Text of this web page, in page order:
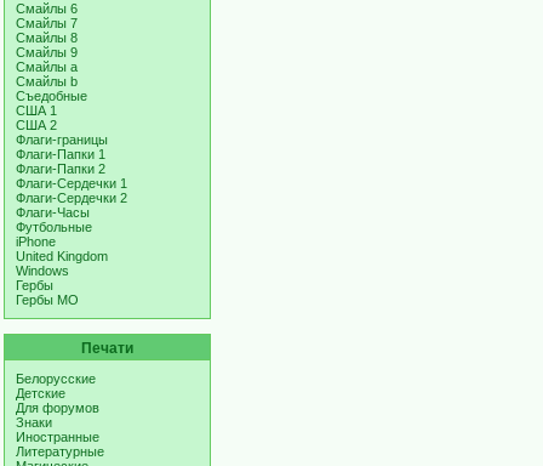
Смайлы 6
Смайлы 7
Смайлы 8
Смайлы 9
Смайлы a
Смайлы b
Съедобные
США 1
США 2
Флаги-границы
Флаги-Папки 1
Флаги-Папки 2
Флаги-Сердечки 1
Флаги-Сердечки 2
Флаги-Часы
Футбольные
iPhone
United Kingdom
Windows
Гербы
Гербы МО
Печати
Белорусские
Детские
Для форумов
Знаки
Иностранные
Литературные